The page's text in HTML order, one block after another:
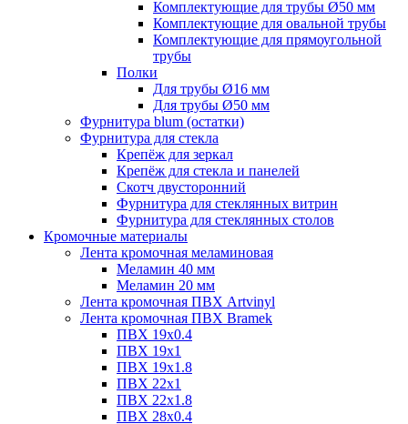
Комплектующие для трубы Ø50 мм
Комплектующие для овальной трубы
Комплектующие для прямоугольной
трубы
Полки
Для трубы Ø16 мм
Для трубы Ø50 мм
Фурнитура blum (остатки)
Фурнитура для стекла
Крепёж для зеркал
Крепёж для стекла и панелей
Скотч двусторонний
Фурнитура для стеклянных витрин
Фурнитура для стеклянных столов
Кромочные материалы
Лента кромочная меламиновая
Меламин 40 мм
Меламин 20 мм
Лента кромочная ПВХ Artvinyl
Лента кромочная ПВХ Bramek
ПВХ 19x0.4
ПВХ 19х1
ПВХ 19х1.8
ПВХ 22х1
ПВХ 22х1.8
ПВХ 28х0.4